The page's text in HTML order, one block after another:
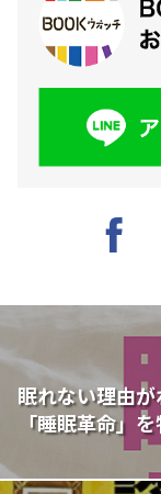
眠れない理由
「睡眠革命」